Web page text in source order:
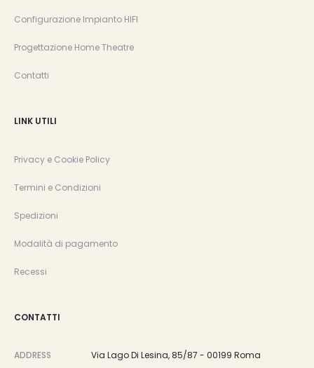
Configurazione Impianto HIFI
Progettazione Home Theatre
Contatti
LINK UTILI
Privacy e Cookie Policy
Termini e Condizioni
Spedizioni
Modalità di pagamento
Recessi
CONTATTI
ADDRESS Via Lago Di Lesina, 85/87 - 00199 Roma